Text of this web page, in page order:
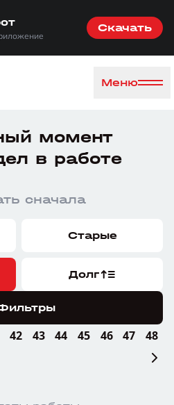
Скачать
Меню
момент
в работе
сначала
Старые
Долг
42 43 44 45 46 47
48